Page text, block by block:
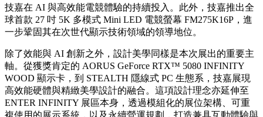
技嘉在 AI 與高效能電競體驗的持續投入。此外，技嘉推出全
球首款 27 吋 5K 多模式 Mini LED 電競螢幕 FM275K16P，進
一步鞏固其在次世代顯示技術領域的領導地位。
除了效能與 AI 創新之外，設計美學同樣是本次展出的重要主
軸。從獲獎肯定的 AORUS GeForce RTX™ 5080 INFINITY
WOOD 顯示卡，到 STEALTH 隱線式 PC 生態系，技嘉展現
高效能硬體與精緻美學設計的融合。這項設計理念亦延伸至
ENTER INFINITY 展區本身，透過模組化的展位架構、可重